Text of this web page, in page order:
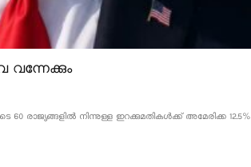
വന്നേക്കും
രാജ്യങ്ങളിൽ നിന്നുള്ള ഇറക്കുമതികൾക്ക് അമേരിക്ക 12.5%